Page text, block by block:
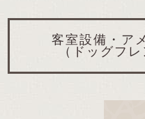
客室設備・ア
（ドッグフ